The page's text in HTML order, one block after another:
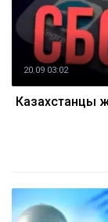
20.09 03:02
Казахстанцы